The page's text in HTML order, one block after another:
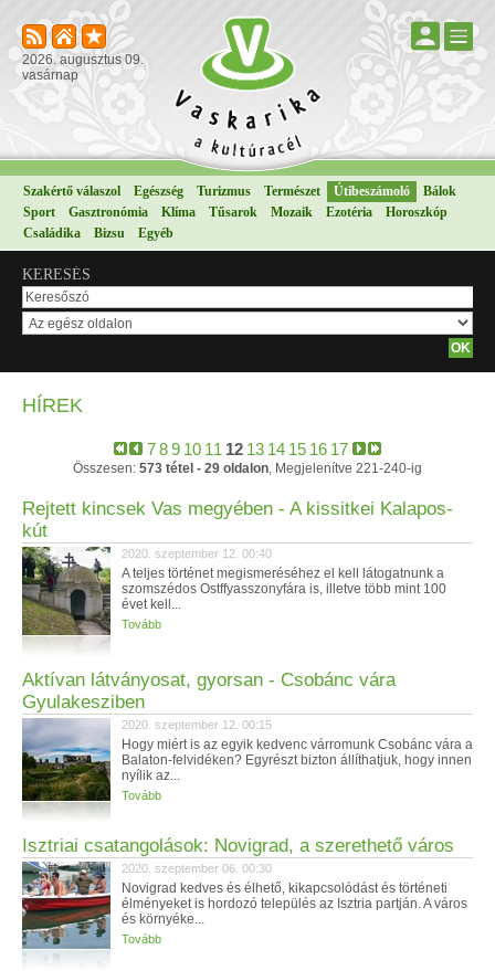
2026. augusztus 09.
vasárnap
Szakértő válaszol Egészség Turizmus Természet Útibeszámoló
Bálok
Sport
Gasztronómia Klíma Tűsarok Mozaik Ezotéria
Horoszkóp
Családika
Bizsu Egyéb
KERESÉS
HÍREK
789 10 11 12 13 14 15 16 17
Összesen: 573 tétel - 29 oldalon, Megjelenítve 221-240-ig
Rejtett kincsek Vas megyében - A kissitkei Kalapos-
kút
2020. szeptember 12. 00:40
A teljes történet megismeréséhez el kell látogatnunk a
szomszédos Ostffyasszonyfára is, illetve több mint 100
évet kell...
Tovább
Aktívan látványosat, gyorsan - Csobánc vára
Gyulakesziben
2020. szeptember 12. 00:15
Hogy miért is az egyik kedvenc várromunk Csobánc vára a
Balaton-felvidéken? Egyrészt bizton állíthatjuk, hogy innen
nyílik az...
Tovább
Isztriai csatangolások: Novigrad, a szerethető város
2020. szeptember 06. 00:30
Novigrad kedves és élhető, kikapcsolódást és történeti
élményeket is hordozó település az Isztria partján. A város
és környéke...
Tovább